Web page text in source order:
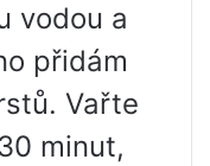
vodou a
přidám
Vařte
minut,